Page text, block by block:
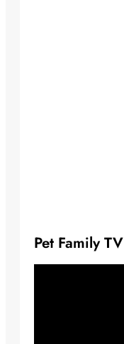
Pet Family TV